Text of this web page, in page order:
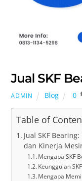
Jual SKF
ADMIN Blog 0
Table of
Jual SKF
dan Kinerja
Mengapa SKF
Keunggulan
Mengapa